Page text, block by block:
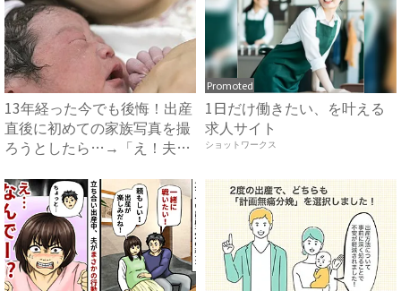
13年経った今でも後悔！出産
直後に初めての家族写真を撮
ろうとしたら…→「え！夫
Promoted
1日だけ働きたい、を叶える
求人サイト
ショットワークス